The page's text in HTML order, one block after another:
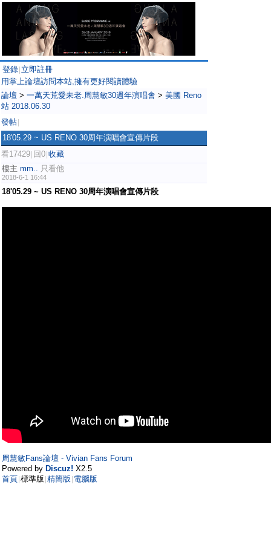
登錄 立即註冊
用掌上論壇訪問本站,擁有更好閱讀體驗
論壇 > 一萬天荒愛未老.周慧敏30週年演唱會 > 美國 Reno
站 2018.06.30
發帖
18'05.29 ~ US RENO 30周年演唱會宣傳片段
看17429 回0 收藏
樓主 mm.. 只看他
2018-6-1 16:44
18'05.29 ~ US RENO 30周年演唱會宣傳片段
周慧敏Fans論壇 - Vivian Fans Forum
Powered by Discuz! X2.5
首頁 標準版 精簡版 電腦版